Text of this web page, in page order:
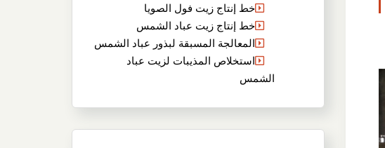
خط إنتاج زيت فول الصويا
خط إنتاج زيت عباد الشمس
المعالجة المسبقة لبذور عباد الشمس
استخلاص المذيبات لزيت عباد
الشمس